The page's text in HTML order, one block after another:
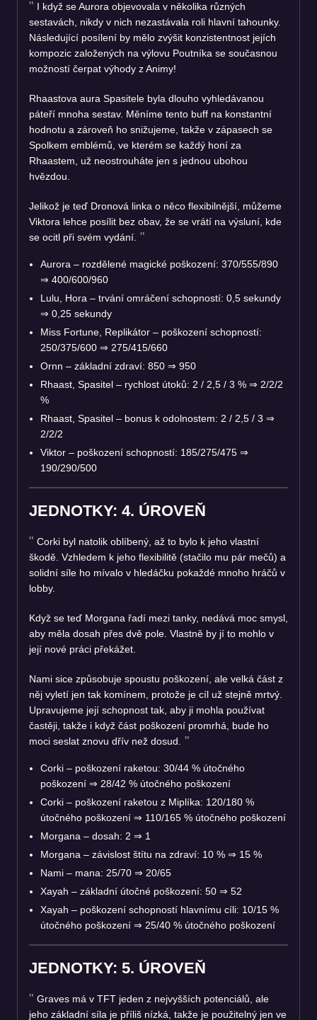
I když se Aurora objevovala v několika různých
sestavách, nikdy v nich nezastávala roli hlavní tahounky.
Následující posílení by mělo zvýšit konzistentnost jejích
kompozic založených na výlovu Poutníka se současnou
možností čerpat výhody z Animy!
Rhaastova aura Spasitele byla dlouho vyhledávanou
páteří mnoha sestav. Měníme tento buff na konstantní
hodnotu a zároveň ho snižujeme, takže v zápasech se
Spolkem emblémů, ve kterém se každý honí za
Rhaastem, už neostrouháte jen s jednou ubohou
hvězdou.
Jelikož je teď Dronová linka o něco flexibilnější, můžeme
Viktora lehce posílit bez obav, že se vrátí na výsluní, kde
se ocitl při svém vydání.
Aurora – rozdělené magické poškození: 370/555/890
⇒ 400/600/960
Lulu, Hora – trvání omráčení schopností: 0,5 sekundy
⇒ 0,25 sekundy
Miss Fortune, Replikátor – poškození schopností:
250/375/600 ⇒ 275/415/660
Ornn – základní zdraví: 850 ⇒ 950
Rhaast, Spasitel – rychlost útoků: 2 / 2,5 / 3 % ⇒ 2/2/2
%
Rhaast, Spasitel – bonus k odolnostem: 2 / 2,5 / 3 ⇒
2/2/2
Viktor – poškození schopností: 185/275/475 ⇒
190/290/500
JEDNOTKY: 4. ÚROVEŇ
Corki byl natolik oblíbený, až to bylo k jeho vlastní
škodě. Vzhledem k jeho flexibilitě (stačilo mu pár mečů) a
solidní síle ho mívalo v hledáčku pokaždé mnoho hráčů v
lobby.
Když se teď Morgana řadí mezi tanky, nedává moc smysl,
aby měla dosah přes dvě pole. Vlastně by jí to mohlo v
její nové práci překážet.
Nami sice způsobuje spoustu poškození, ale velká část z
něj vyletí jen tak komínem, protože je cíl už stejně mrtvý.
Upravujeme její schopnost tak, aby ji mohla používat
častěji, takže i když část poškození promrhá, bude ho
moci seslat znovu dřív než dosud.
Corki – poškození raketou: 30/44 % útočného
poškození ⇒ 28/42 % útočného poškození
Corki – poškození raketou z Miplíka: 120/180 %
útočného poškození ⇒ 110/165 % útočného poškození
Morgana – dosah: 2 ⇒ 1
Morgana – závislost štítu na zdraví: 10 % ⇒ 15 %
Nami – mana: 25/70 ⇒ 20/65
Xayah – základní útočné poškození: 50 ⇒ 52
Xayah – poškození schopností hlavnímu cíli: 10/15 %
útočného poškození ⇒ 25/40 % útočného poškození
JEDNOTKY: 5. ÚROVEŇ
Graves má v TFT jeden z nejvyšších potenciálů, ale
jeho základní síla je příliš nízká, takže je použitelný jen ve